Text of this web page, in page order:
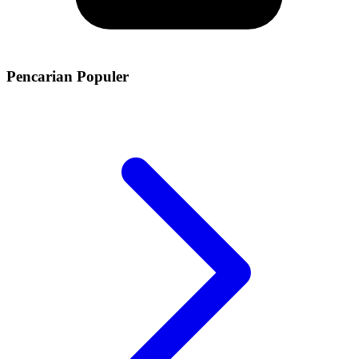
Pencarian Populer